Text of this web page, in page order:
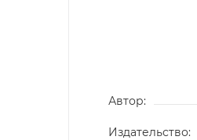
Автор:
Издательство: